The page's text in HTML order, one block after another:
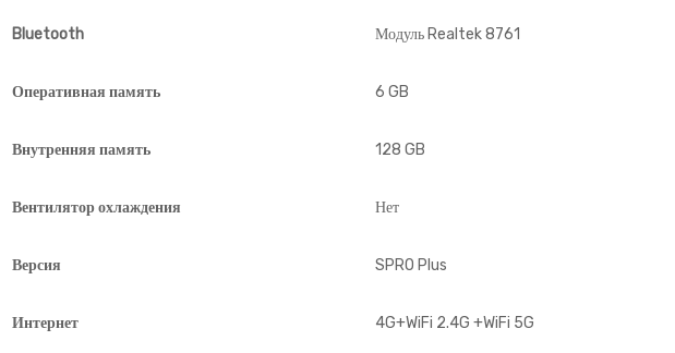
Bluetooth Модуль Realtek 8761
Оперативная память 6 GB
Внутренняя память 128 GB
Вентилятор охлаждения Нет
Версия SPRO Plus
Интернет 4G+WiFi 2.4G +WiFi 5G